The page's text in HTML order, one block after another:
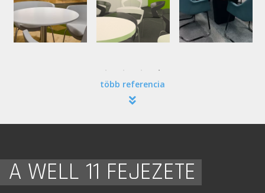
több referencia
A WELL 11 FEJEZETE